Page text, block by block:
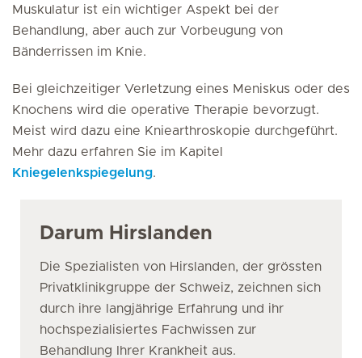
Muskulatur ist ein wichtiger Aspekt bei der
Behandlung, aber auch zur Vorbeugung von
Bänderrissen im Knie.
Bei gleichzeitiger Verletzung eines Meniskus oder des
Knochens wird die operative Therapie bevorzugt.
Meist wird dazu eine Kniearthroskopie durchgeführt.
Mehr dazu erfahren Sie im Kapitel
Kniegelenkspiegelung.
Darum Hirslanden
Die Spezialisten von Hirslanden, der grössten
Privatklinikgruppe der Schweiz, zeichnen sich
durch ihre langjährige Erfahrung und ihr
hochspezialisiertes Fachwissen zur
Behandlung Ihrer Krankheit aus.